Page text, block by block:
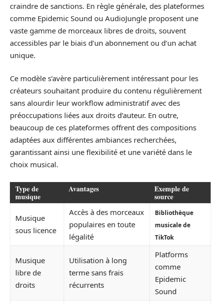
craindre de sanctions. En règle générale, des plateformes
comme Epidemic Sound ou AudioJungle proposent une
vaste gamme de morceaux libres de droits, souvent
accessibles par le biais d’un abonnement ou d’un achat
unique.
Ce modèle s’avère particulièrement intéressant pour les
créateurs souhaitant produire du contenu régulièrement
sans alourdir leur workflow administratif avec des
préoccupations liées aux droits d’auteur. En outre,
beaucoup de ces plateformes offrent des compositions
adaptées aux différentes ambiances recherchées,
garantissant ainsi une flexibilité et une variété dans le
choix musical.
Type de
musique
Avantages Exemple de
source
Musique
sous licence
Accès à des morceaux
populaires en toute
légalité
Bibliothèque
musicale de
TikTok
Musique
libre de
droits
Utilisation à long
terme sans frais
récurrents
Platforms
comme
Epidemic
Sound